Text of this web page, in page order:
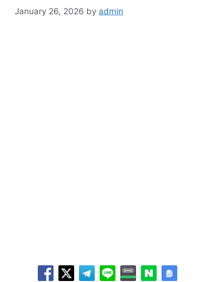
January 26, 2026 by admin